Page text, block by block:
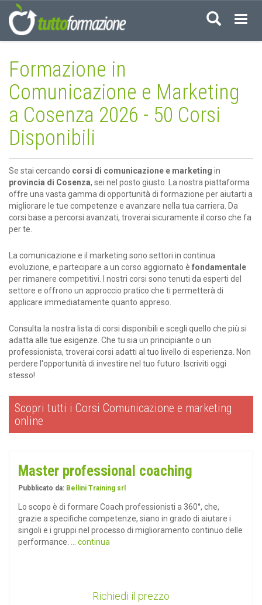
Formazione in
Comunicazione e Marketing
a Cosenza 2026 - 50 Corsi
Disponibili
Se stai cercando corsi di comunicazione e marketing in
provincia di Cosenza, sei nel posto giusto. La nostra piattaforma
offre una vasta gamma di opportunità di formazione per aiutarti a
migliorare le tue competenze e avanzare nella tua carriera. Da
corsi base a percorsi avanzati, troverai sicuramente il corso che fa
per te.
La comunicazione e il marketing sono settori in continua
evoluzione, e partecipare a un corso aggiornato è fondamentale
per rimanere competitivi. I nostri corsi sono tenuti da esperti del
settore e offrono un approccio pratico che ti permetterà di
applicare immediatamente quanto appreso.
Consulta la nostra lista di corsi disponibili e scegli quello che più si
adatta alle tue esigenze. Che tu sia un principiante o un
professionista, troverai corsi adatti al tuo livello di esperienza. Non
perdere l'opportunità di investire nel tuo futuro. Iscriviti oggi
stesso!
Scopri tutti i Corsi Comunicazione e marketing
online
Master professional coaching
Pubblicato da: Bellini Training srl
Lo scopo è di formare Coach professionisti a 360°, che,
grazie a specifiche competenze, siano in grado di aiutare i
singoli e i gruppi nel processo di miglioramento continuo delle
performance.
... continua
Richiedi il prezzo